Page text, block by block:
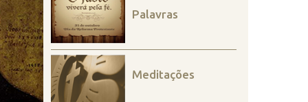
Palavras
Meditações